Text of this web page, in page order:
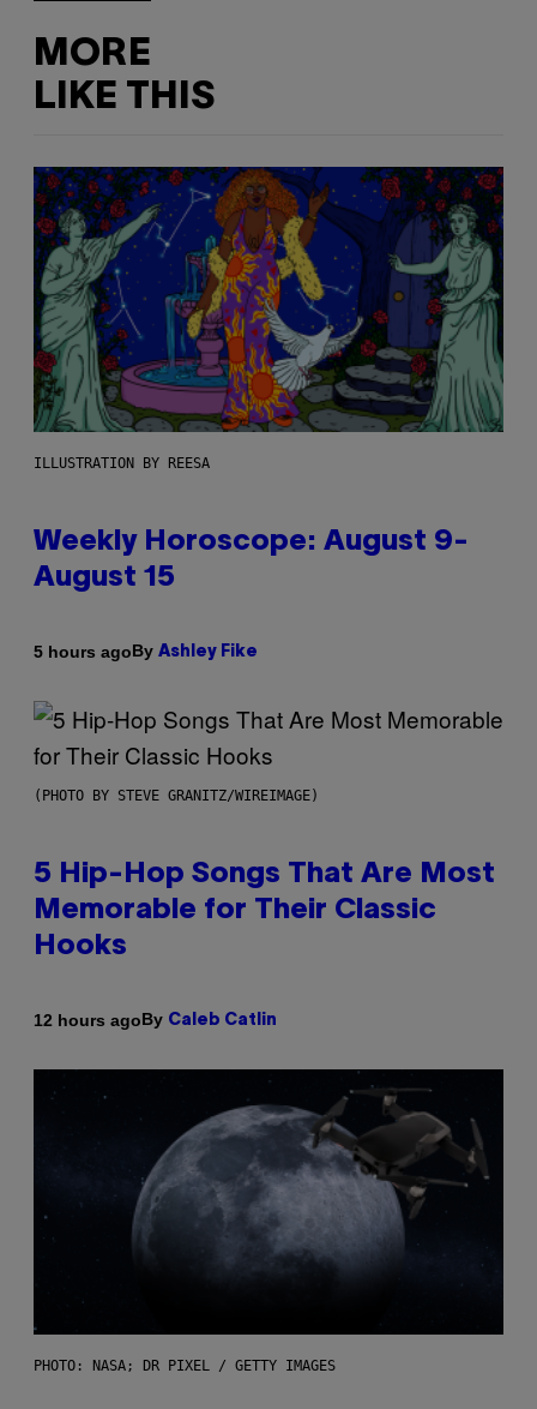
MORE
LIKE THIS
ILLUSTRATION BY REESA
Weekly Horoscope: August 9-
August 15
5 hours agoBy Ashley Fike
(PHOTO BY STEVE GRANITZ/WIREIMAGE)
5 Hip-Hop Songs That Are Most
Memorable for Their Classic
Hooks
12 hours agoBy Caleb Catlin
PHOTO: NASA; DR PIXEL / GETTY IMAGES